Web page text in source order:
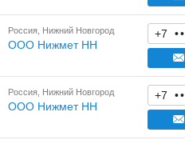
Россия, Нижний Новгород
ООО Нижмет НН
+7 ••
Россия, Нижний Новгород
ООО Нижмет НН
+7 ••